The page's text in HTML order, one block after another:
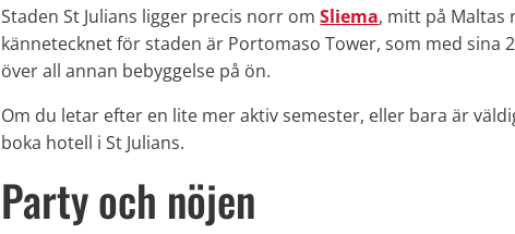
Staden St Julians ligger precis norr omSliema, mitt på Maltas
kännetecknet för staden är Portomaso Tower, som med sina
över all annan bebyggelse på ön.
Om du letar efter en lite mer aktiv semester, eller bara är
boka hotell i St Julians.
Party och nöjen